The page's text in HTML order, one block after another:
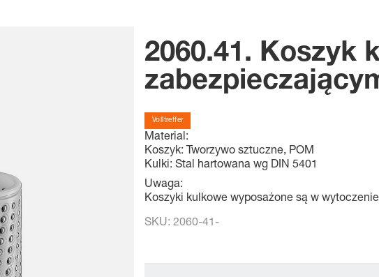
2060.41. Koszyk
Volltreffer
Material:
Koszyk: Tworzywo sztuczne, POM
Kulki: Stal hartowana wg DIN 5401
Uwaga:
Koszyki kulkowe wyposażone są w
SKU:2060-41-